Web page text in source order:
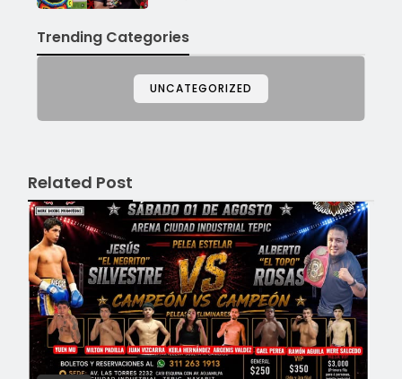
Trending Categories
UNCATEGORIZED
Related Post